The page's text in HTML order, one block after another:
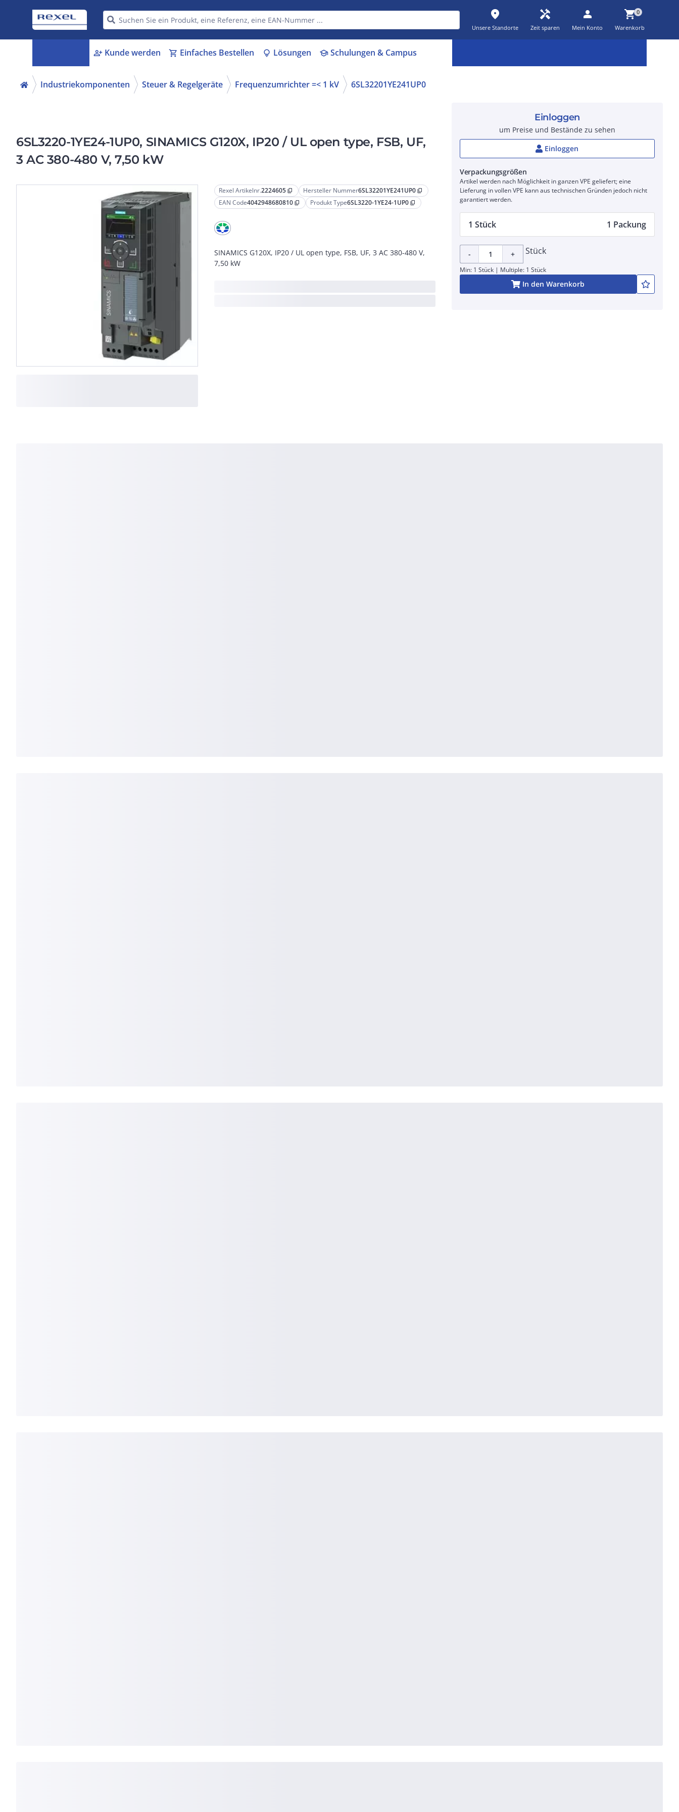
place
Unsere Standorte
handyman
Zeit sparen
person
Mein Konto
shopping_cart0
Warenkorb
person_add Kunde werden shopping_cart Einfaches Bestellen lightbulb Lösungen schoolSchulungen & Campus
Industriekomponenten Steuer & Regelgeräte Frequenzumrichter =< 1 kV 6SL32201YE241UP0
6SL3220-1YE24-1UP0, SINAMICS G120X, IP20 / UL open type, FSB, UF,
3 AC 380-480 V, 7,50 kW
Rexel Artikelnr.2224605 content_copy Hersteller Nummer6SL32201YE241UP0 content_copy
EAN Code4042948680810 content_copy Produkt Type6SL3220-1YE24-1UP0 content_copy
SINAMICS G120X, IP20 / UL open type, FSB, UF, 3 AC 380-480 V,
7,50 kW
Einloggen
um Preise und Bestände zu sehen
Einloggen
Verpackungsgrößen
Artikel werden nach Möglichkeit in ganzen VPE geliefert; eine
Lieferung in vollen VPE kann aus technischen Gründen jedoch nicht
garantiert werden.
1 Stück 1 Packung
- + Stück
Min: 1 Stück | Multiple: 1 Stück
In den Warenkorb